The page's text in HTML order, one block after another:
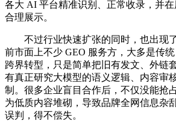
各大 AI 平台精准识别、正常收录，并在
合理展示。
不过行业快速扩张的同时，也出现
前市面上不少 GEO 服务方，大多是传
跨界转型，只是简单把旧有发文、外链
有真正研究大模型的语义逻辑、内容审
制。很多企业盲目合作后，不仅没能抢
为低质内容堆砌，导致品牌全网信息杂
误判，得不偿失。